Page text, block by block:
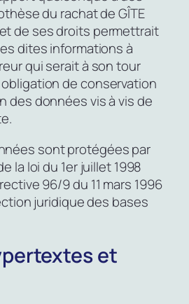
du rachat de GÎTE
et de ses droits permettrait
dites informations à
qui serait à son tour
de conservation
des données vis à vis de
sont protégées par
la loi du 1er juillet 1998
96/9 du 11 mars 1996
juridique des bases
et